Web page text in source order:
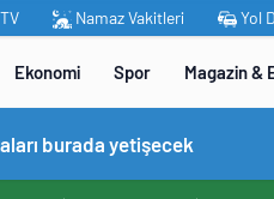
Namaz Vakitleri Yol
Ekonomi Spor Magazin &
burada yetişecek